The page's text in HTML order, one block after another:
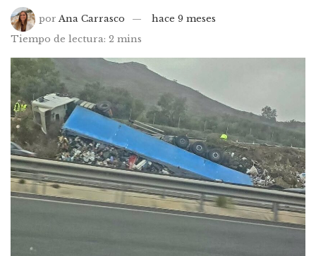
por Ana Carrasco
hace 9 meses
Tiempo de lectura: 2 mins